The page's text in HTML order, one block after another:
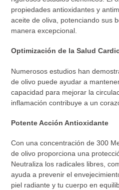
propiedades antioxidantes y
aceite de oliva, potenciando sus
manera excepcional.
Optimización de la Salud
Numerosos estudios han
de olivo puede ayudar a
capacidad para mejorar la
inflamación contribuye a un
Potente Acción Antioxidante
Con una concentración de 300
de olivo proporciona una
Neutraliza los radicales libres,
ayuda a prevenir el
piel radiante y tu cuerpo en